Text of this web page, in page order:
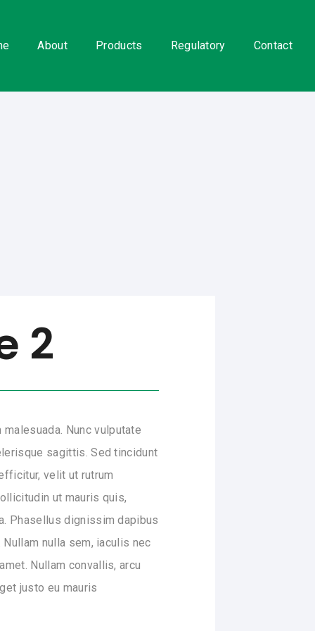
About Products Regulatory Contact
2
Nunc vulputate
sagittis. Sed tincidunt
velit ut rutrum
ut mauris quis,
Phasellus dignissim dapibus
nulla sem, iaculis nec
Nullam convallis, arcu
justo eu mauris